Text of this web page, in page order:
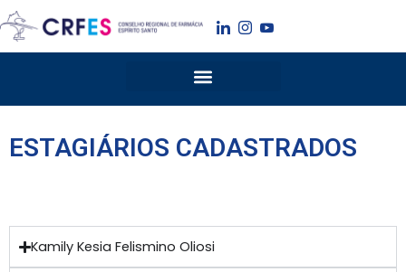
para
o
ESTAGIÁRIOS CADASTRADOS
Kamily Kesia Felismino Oliosi